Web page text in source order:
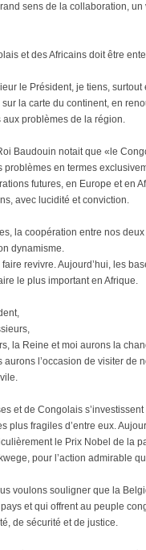
sens de la collaboration,
et des Africains doit être
le Président, je tiens,
la carte du continent, en
problèmes de la région.
Baudouin notait que «le
problèmes en termes
futures, en Europe et en
avec lucidité et conviction.
la coopération entre nos
dynamisme.
faire revivre. Aujourd’hui, les
le plus important en Afrique.
la Reine et moi aurons la
aurons l’occasion de visiter de
et de Congolais
plus fragiles d’entre eux.
le Prix Nobel de la
pour l’action admirable
voulons souligner que la
et qui offrent au peuple
de sécurité et de justice.